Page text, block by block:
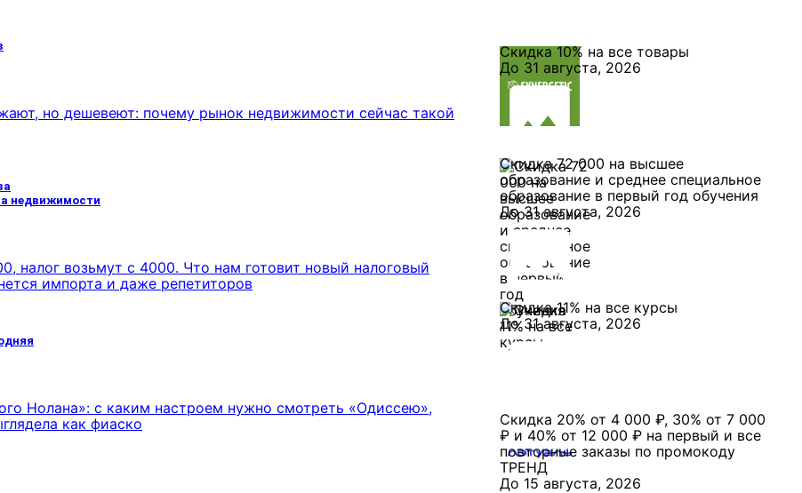
но дешевеют: почему рынок недвижимости сейчас такой
недвижимости
налог возьмут с 4000. Что нам готовит новый налоговый
импорта и даже репетиторов
Нолана»: с каким настроем нужно смотреть «Одиссею»,
как фиаско
Скидка 10% на все товары
До 31 августа, 2026
Скидка 72 000 на высшее
образование и среднее специальное
образование в первый год обучения
До 31 августа, 2026
Скидка 11% на все курсы
До 31 августа, 2026
Скидка 20% от 4 000 ₽, 30% от 7 000
₽ и 40% от 12 000 ₽ на первый и все
повторные заказы по промокоду
ТРЕНД
До 15 августа, 2026